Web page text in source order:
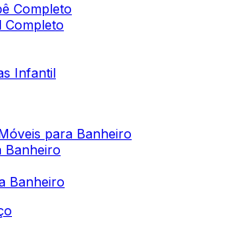
Completo
Completo
Infantil
para Banheiro
Banheiro
Banheiro